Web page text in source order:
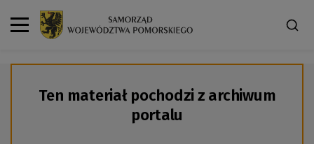
Ten materiał pochodzi z archiwum
portalu